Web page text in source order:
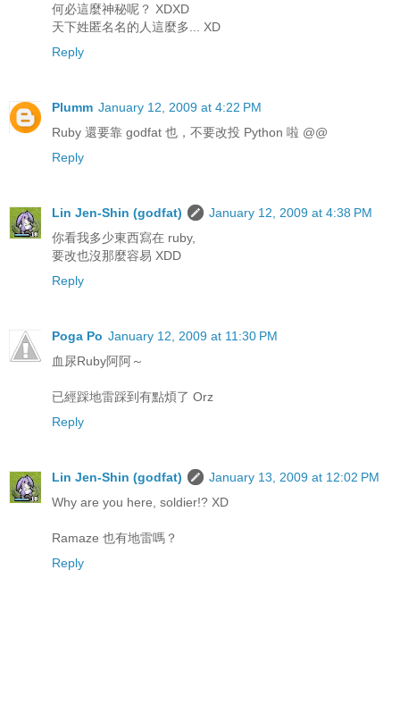
何必這麼神秘呢？ XDXD
天下姓匿名名的人這麼多... XD
Reply
Plumm January 12, 2009 at 4:22 PM
Ruby 還要靠 godfat 也，不要改投 Python 啦 @@
Reply
Lin Jen-Shin (godfat)
January 12, 2009 at 4:38 PM
你看我多少東西寫在 ruby,
要改也沒那麼容易 XDD
Reply
Poga Po January 12, 2009 at 11:30 PM
血尿Ruby阿阿～
已經踩地雷踩到有點煩了 Orz
Reply
Lin Jen-Shin (godfat)
January 13, 2009 at 12:02 PM
Why are you here, soldier!? XD
Ramaze 也有地雷嗎？
Reply